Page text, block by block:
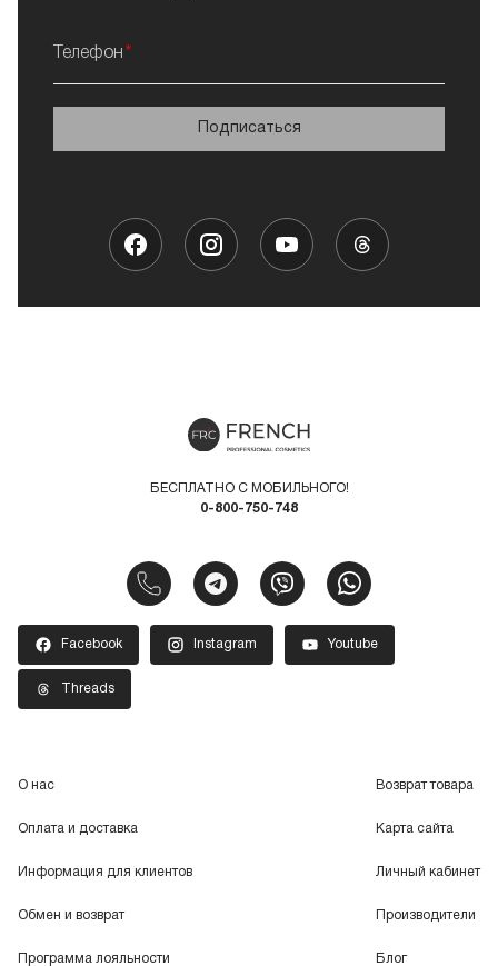
Телефон
Подписаться
БЕСПЛАТНО С МОБИЛЬНОГО!
0-800-750-748
Facebook Instagram Youtube
Threads
О нас
Оплата и доставка
Информация для клиентов
Обмен и возврат
Программа лояльности
Возврат товара
Карта сайта
Личный кабинет
Производители
Блог